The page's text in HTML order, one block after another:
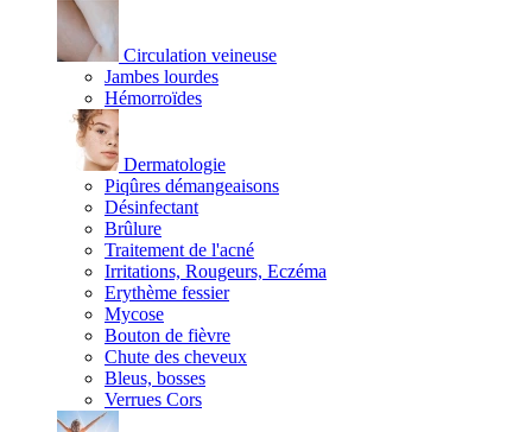
Circulation veineuse
Jambes lourdes
Hémorroïdes
Dermatologie
Piqûres démangeaisons
Désinfectant
Brûlure
Traitement de l'acné
Irritations, Rougeurs, Eczéma
Erythème fessier
Mycose
Bouton de fièvre
Chute des cheveux
Bleus, bosses
Verrues Cors